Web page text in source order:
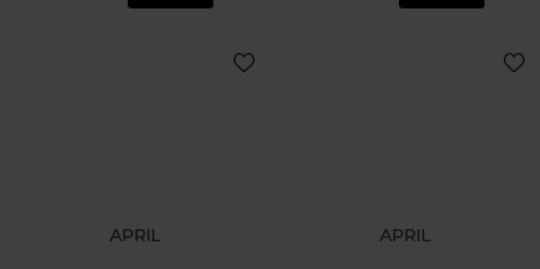
APRIL APRIL